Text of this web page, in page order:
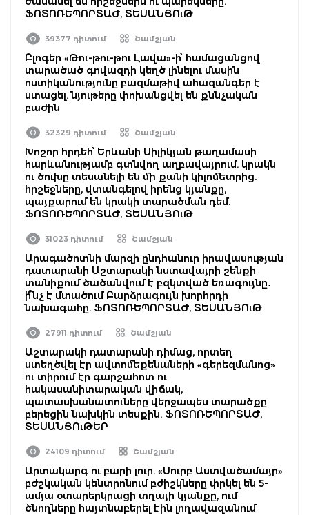
ՖՈՏՈՌԵՊՈՐՏԱԺ, ՏԵՍԱՆՅՈւԹ
39377 դիտում Շամշյան
Բլոգեր «Թու-թու-թու Լավա»-ի՝ համացանցով
տարածած գովազդի կեղծ լինելու մասին
ոստիկանությունը բազմաթիվ ահազանգեր է
ստացել. նյութերը փոխանցվել են քննչական
բաժին
32329 դիտում Շամշյան
Խոշոր հրդեհ՝ Երևանի Սիլիկյան թաղամասի
հարևանությամբ գտնվող աղբավայրում. կրակն
ու ծուխը տեսանելի են մի քանի կիլոմետրից.
հրշեջները, վտանգելով իրենց կյանքը,
պայքարում են կրակի տարածման դեմ.
ՖՈՏՈՌԵՊՈՐՏԱԺ, ՏԵՍԱՆՅՈւԹ
31023 դիտում Շամշյան
Արագածոտնի մարզի ընդհանուր իրավասության
դատարանի Աշտարակի նստավայրի շենքի
տանիքում ծածանվում է բզկտված եռագույնը․
ի՞նչ է մտածում Բարձրագույն խորհրդի
նախագահը. ՖՈՏՈՌԵՊՈՐՏԱԺ, ՏԵՍԱՆՅՈւԹ
27911 դիտում Շամշյան
Աշտարակի դատարանի դիմաց, որտեղ
ստեղծվել էր ավտոմեքենաների «գերեզմանոց»
ու տիրում էր գարշահոտ ու
հակասանիտարական վիճակ,
պատասխանատուները վերջապես տարածքը
բերեցին նախկին տեսքին. ՖՈՏՈՌԵՊՈՐՏԱԺ,
ՏԵՍԱՆՅՈւԹԵՐ
24109 դիտում Շամշյան
Արտակարգ ու բարի լուր. «Սուրբ Աստվածամայր»
բժշկական կենտրոնում բժիշկները փրկել են 5-
ամյա օտարերկրացի տղայի կյանքը, ում
ծնողները հայտնաբերել էին լողավազանում